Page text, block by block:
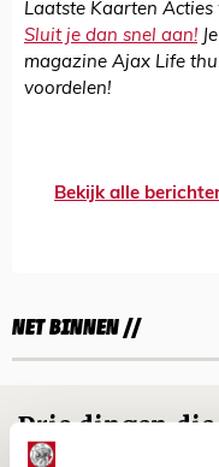
Laatste Kaarten Acties
Sluit je dan snel aan!
magazine Ajax Life
voordelen!
Bekijk alle
NET BINNEN //
Drie dingen die
Zwolle - Ajax